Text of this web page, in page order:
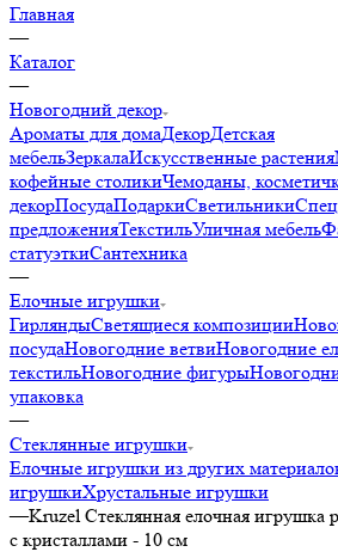
Главная
—
Каталог
—
Новогодний декор
Ароматы для домаДекорДетская
мебельЗеркалаИскусственные растения
кофейные столикиЧемоданы,
декорПосудаПодаркиСветильники
предложенияТекстильУличная мебель
статуэткиСантехника
—
Елочные игрушки
ГирляндыСветящиеся композиции
посудаНовогодние ветвиНовогодние
текстильНовогодние фигуры
упаковка
—
Стеклянные игрушки
Елочные игрушки из других
игрушкиХрустальные игрушки
—Kruzel Стеклянная елочная игрушка
с кристаллами - 10 см